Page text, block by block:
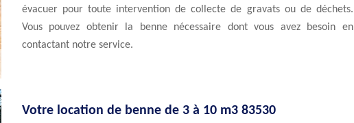
évacuer pour toute intervention de collecte de gravats ou de déchets.
Vous pouvez obtenir la benne nécessaire dont vous avez besoin en
contactant notre service.
Votre location de benne de 3 à 10 m3 83530